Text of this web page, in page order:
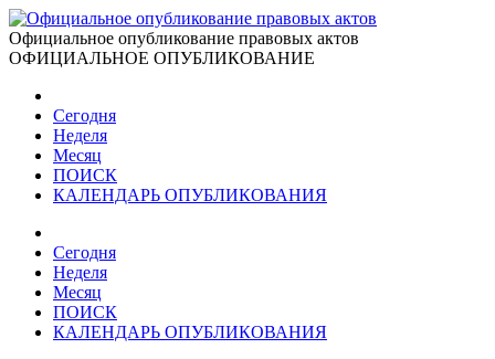
Официальное опубликование правовых актов
ОФИЦИАЛЬНОЕ ОПУБЛИКОВАНИЕ
Сегодня
Неделя
Месяц
ПОИСК
КАЛЕНДАРЬ ОПУБЛИКОВАНИЯ
Сегодня
Неделя
Месяц
ПОИСК
КАЛЕНДАРЬ ОПУБЛИКОВАНИЯ